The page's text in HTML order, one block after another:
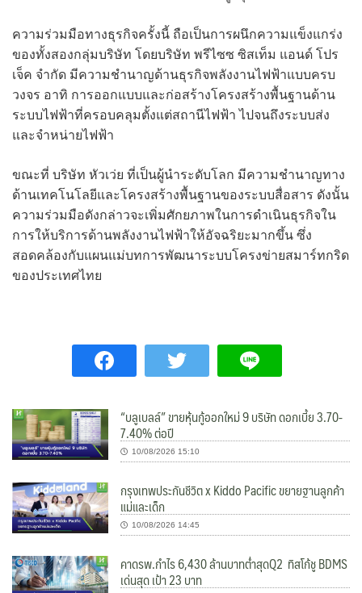
ความร่วมมือทางธุรกิจครั้งนี้ ถือเป็นการผนึกความแข็งแกร่ง
ของทั้งสองกลุ่มบริษัท โดยบริษัท พรีไซซ ซิสเท็ม แอนด์ โปร
เจ็ค จำกัด มีความชำนาญด้านธุรกิจพลังงานไฟฟ้าแบบครบ
วงจร อาทิ การออกแบบและก่อสร้างโครงสร้างพื้นฐานด้าน
ระบบไฟฟ้าที่ครอบคลุมตั้งแต่สถานีไฟฟ้า ไปจนถึงระบบส่ง
และจำหน่ายไฟฟ้า
ขณะที่ บริษัท หัวเว่ย ที่เป็นผู้นำระดับโลก มีความชำนาญทาง
ด้านเทคโนโลยีและโครงสร้างพื้นฐานของระบบสื่อสาร ดังนั้น
ความร่วมมือดังกล่าวจะเพิ่มศักยภาพในการดำเนินธุรกิจใน
การให้บริการด้านพลังงานไฟฟ้าให้อัจฉริยะมากขึ้น ซึ่ง
สอดคล้องกับแผนแม่บทการพัฒนาระบบโครงข่ายสมาร์ทกริด
ของประเทศไทย
“บลูเบลล์” ขายหุ้นกู้ออกใหม่ 9 บริษัท ดอกเบี้ย 3.70-
7.40% ต่อปี
10/08/2026 15:10
กรุงเทพประกันชีวิต x Kiddo Pacific ขยายฐานลูกค้า
แม่และเด็ก
10/08/2026 14:45
คาดรพ.กำไร 6,430 ล้านบาทต่ำสุดQ2 ทิสโก้ชู BDMS
เด่นสุด เป้า 23 บาท